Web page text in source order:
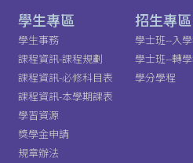
學生專區
學生事務
課程資訊-課程規劃
課程資訊-必修科目表
課程資訊-本學期課表
學習資源
獎學金申請
規章辦法
招生專區
學士班--入
學士班--轉
學分學程